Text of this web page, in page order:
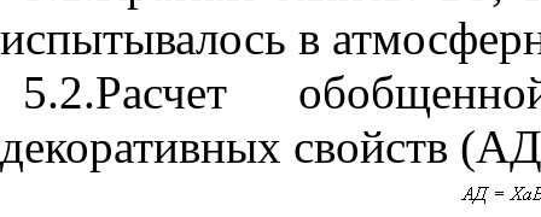
испытывалось в
5.2.Расчет
декоративных свойств